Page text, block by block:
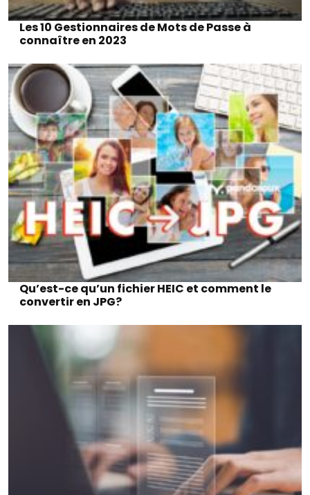
Les 10 Gestionnaires de Mots de Passe à
connaître en 2023
Qu’est-ce qu’un fichier HEIC et comment le
convertir en JPG?